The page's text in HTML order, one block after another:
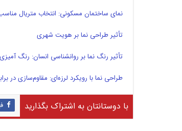
نمای ساختمان مسکونی: انتخاب متریال
تأثیر طراحی نما بر هویت شهری
تأثیر رنگ نما بر روانشناسی انسان: رنگ آمیزی
طراحی نما با رویکرد لرزه‌ای: مقاوم‌سازی در
با دوستانتان به اشتراک بگذارید